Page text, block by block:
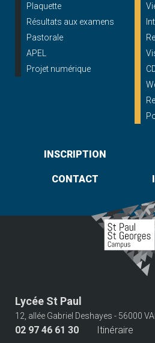
Plaquette
Résultats aux examens
Pastorale
APEL
Projet numérique
INSCRIPTION
CONTACT
Lycée St Paul
12, allée Gabriel Deshayes - 56000
02 97 46 61 30 Itinéraire